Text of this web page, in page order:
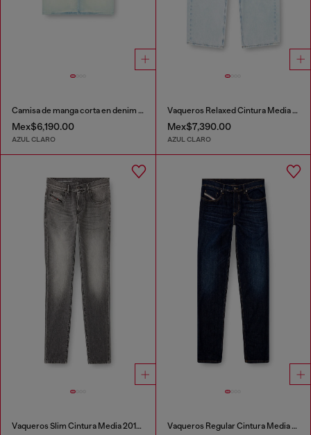
Camisa de manga corta en denim fluido con lavado oscuro
Mex$6,190.00
AZUL CLARO
Vaqueros Relaxed Cintura Media 1997 D-Enim-M
Mex$7,390.00
AZUL CLARO
Vaqueros Slim Cintura Media 2019 D-Strukt Vaqueros Regular Cintura Media 2023 D-Finitive